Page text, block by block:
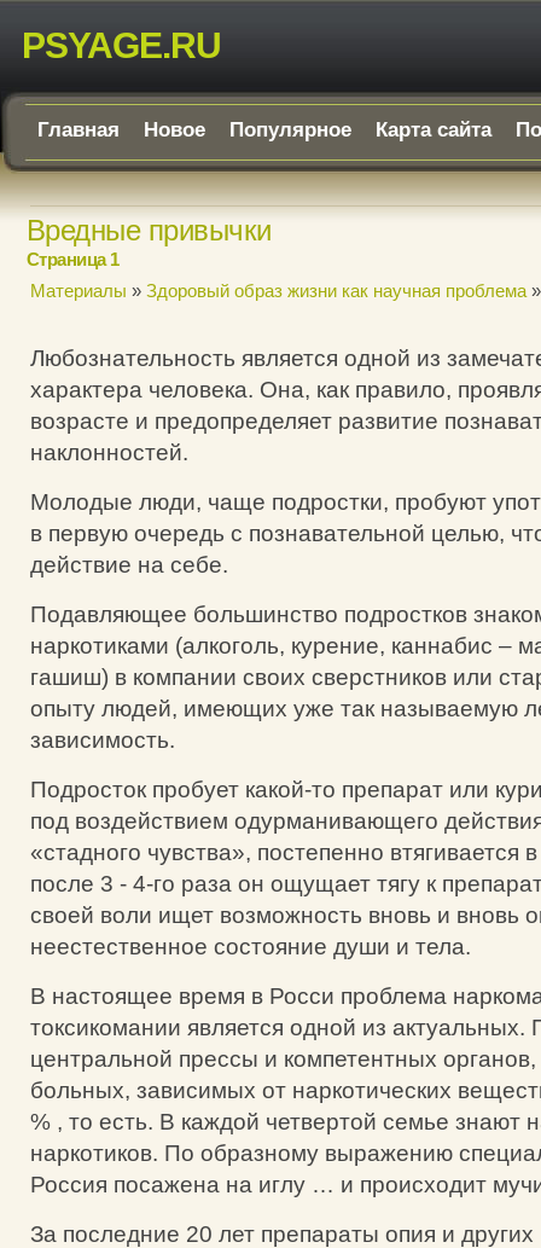
PSYAGE.RU
Главная Новое Популярное Карта сайта
Вредные привычки
Страница 1
Материалы » Здоровый образ жизни как научная проблема
Любознательность является одной из
характера человека. Она, как правило,
возрасте и предопределяет развитие
наклонностей.
Молодые люди, чаще подростки, пробуют
в первую очередь с познавательной целью,
действие на себе.
Подавляющее большинство подростков
наркотиками (алкоголь, курение, каннабис –
гашиш) в компании своих сверстников или
опыту людей, имеющих уже так называемую
зависимость.
Подросток пробует какой-то препарат или
под воздействием одурманивающего
«стадного чувства», постепенно втягивается
после 3 - 4-го раза он ощущает тягу к
своей воли ищет возможность вновь и вновь
неестественное состояние души и тела.
В настоящее время в Росси проблема
токсикомании является одной из
центральной прессы и компетентных органов,
больных, зависимых от наркотических
% , то есть. В каждой четвертой семье знают
наркотиков. По образному выражению
Россия посажена на иглу … и происходит
За последние 20 лет препараты опия и других